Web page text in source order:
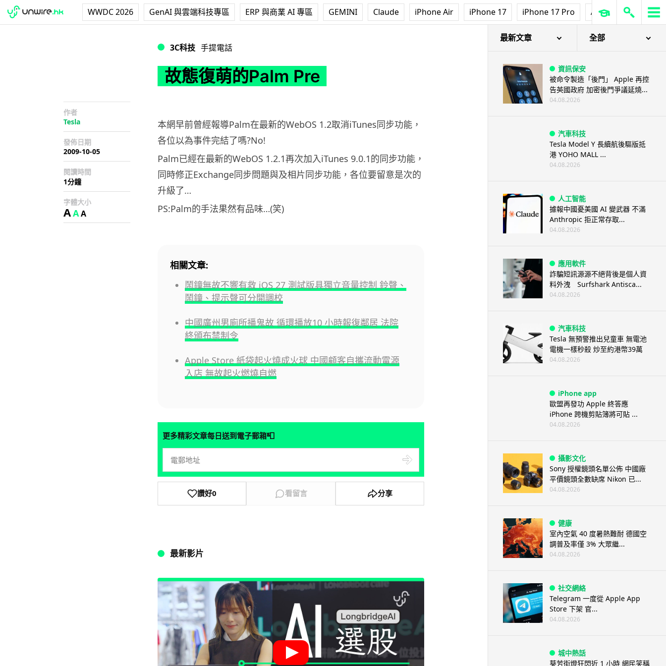
WWDC 2026 GenAI 與雲端科技專區 ERP 與商業 AI 專區 GEMINI Claude iPhone Air iPhone 17 iPhone 17 Pro AirPods Pro 3
3C科技 手提電話
故態復萌的Palm Pre
作者
Tesla
發佈日期
2009-10-05
閱讀時間
1分鐘
字體大小
AAA
本網早前曾經報導Palm在最新的WebOS 1.2取消iTunes同步功能，
各位以為事件完結了嗎?No!
Palm已經在最新的WebOS 1.2.1再次加入iTunes 9.0.1的同步功能，
同時修正Exchange同步問題與及相片同步功能，各位要留意是次的
升級了…
PS:Palm的手法果然有品味…(笑)
相關文章:
鬧鐘無故不響有救 iOS 27 測試版具獨立音量控制 鈴聲、
鬧鐘、提示聲可分開調校
中國廣州男廁所播鬼故 循環播放10 小時報復鄰居 法院
終頒布禁制令
Apple Store 紙袋起火燒成火球 中國顧客自攜流動電源
入店 無故起火燃燒自燃
更多精彩文章每日送到電子郵箱📮
讚好0 看留言 分享
最新影片
最新文章 全部
資訊保安
被命令製造「後門」 Apple 再控
告英國政府 加密後門爭議延燒...
04.08.2026
汽車科技
Tesla Model Y 長續航後驅版抵
港 YOHO MALL ...
04.08.2026
人工智能
據報中國憂美國 AI 變武器 不滿
Anthropic 拒正常存取...
04.08.2026
應用軟件
詐騙短訊源源不絕背後是個人資
料外洩 Surfshark Antisca...
04.08.2026
汽車科技
Tesla 無預警推出兒童車 無電池
電機一樣秒殺 炒至約港幣39萬
04.08.2026
iPhone app
歐盟再發功 Apple 終答應
iPhone 跨機剪貼簿將可貼 ...
04.08.2026
攝影文化
Sony 授權鏡頭名單公佈 中國廠
平價鏡頭全數缺席 Nikon 已...
04.08.2026
健康
室內空氣 40 度暑熱難耐 德國空
調普及率僅 3% 大眾繼...
04.08.2026
社交網絡
Telegram 一度從 Apple App
Store 下架 官...
04.08.2026
城中熱話
葵芳街燈狂閃近 1 小時 網民笑稱